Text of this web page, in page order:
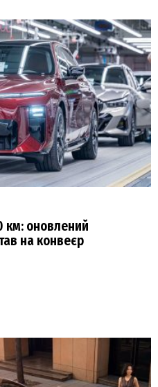
км: оновлений
на конвеєр